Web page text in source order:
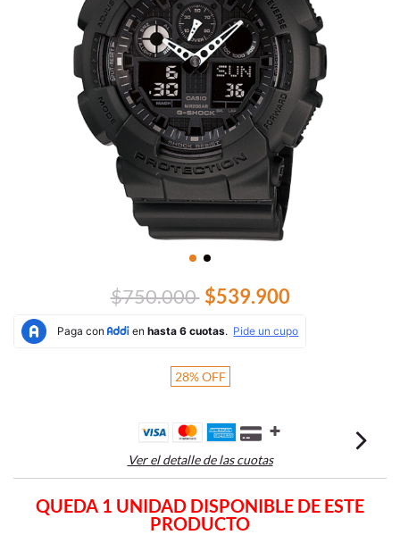
$750.000 $539.900
28%OFF
Ver el detalle de las cuotas
QUEDA 1 UNIDAD DISPONIBLE DE ESTE
PRODUCTO